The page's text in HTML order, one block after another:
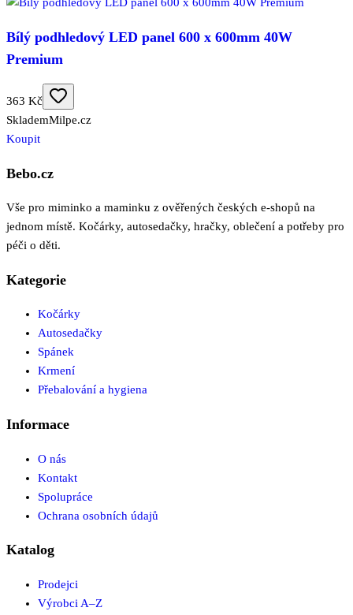
Bílý podhledový LED panel 600 x 600mm 40W
Premium
363 Kč
SklademMilpe.cz
Koupit
Bebo.cz
Vše pro miminko a maminku z ověřených českých e-shopů na
jednom místě. Kočárky, autosedačky, hračky, oblečení a potřeby pro
péči o děti.
Kategorie
Kočárky
Autosedačky
Spánek
Krmení
Přebalování a hygiena
Informace
O nás
Kontakt
Spolupráce
Ochrana osobních údajů
Katalog
Prodejci
Výrobci A–Z